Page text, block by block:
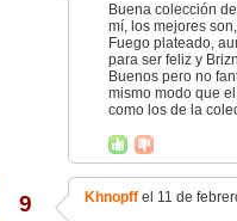
Buena colección
mí, los mejores
Fuego plateado,
para ser feliz y
Buenos pero no
mismo modo que
como los de la
9 Khnopff el 11 de